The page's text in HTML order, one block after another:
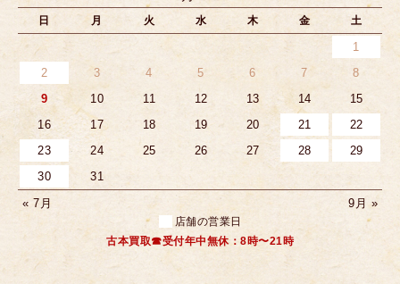
日 月 火 水 木 金 土
1
2
3 4 5 6 7
8
9
10 11 12 13 14
15
16
17 18 19 20 21
22
23
24 25 26 27 28
29
30
31
« 7月
9月 »
店舗の営業日
古本買取☎受付年中無休：8時〜21時